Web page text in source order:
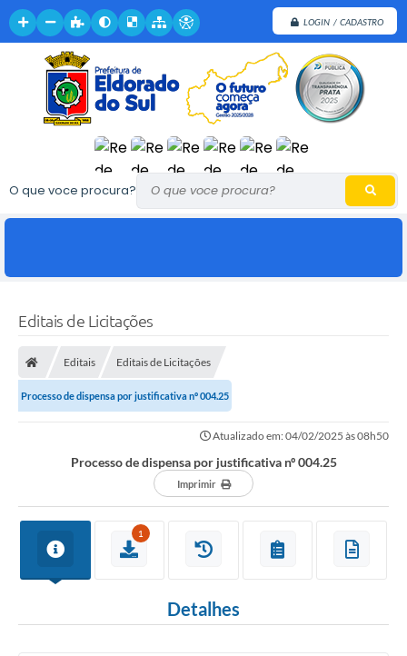
LOGIN / CADASTRO
O que voce procura?
Editais de Licitações
Editais Editais de Licitações
Processo de dispensa por justificativa nº 004.25
Atualizado em: 04/02/2025 às 08h50
Processo de dispensa por justificativa nº 004.25
Imprimir
1
Detalhes